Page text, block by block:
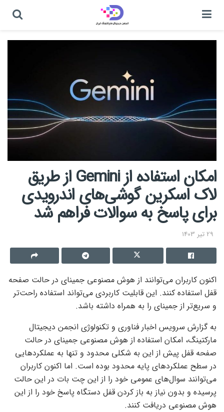
امکان استفاده از Gemini از طریق
لاک اسکرین گوشی‌های اندرویدی
برای پاسخ به سوالات فراهم شد
29 تیر 1403
اکنون کاربران می‌توانند از هوش مصنوعی جمینای در حالت صفحه
قفل استفاده کنند. این قابلیت کاربردی می‌تواند استفاده راحت‌تر
و سریع‌تر از جمینای را به همراه داشته باشد.
به گزارش‌ سرویس اخبار فناوری و تکنولوژی انجمن دیجیتال
مارکتینگ، امکان استفاده از هوش مصنوعی جمینای در حالت
صفحه قفل پیش از این به شکلی محدود و تنها به عملکردهایی
در سطح عملکردهای پایه محدود بوده است. اما اکنون کاربران
می‌توانند سوال‌های عمومی خود را از این چت بات در این حالت
پرسیده و بدون نیاز به باز کردن قفل دستگاه پاسخ خود را از این
هوش مصنوعی دریافت کنند.